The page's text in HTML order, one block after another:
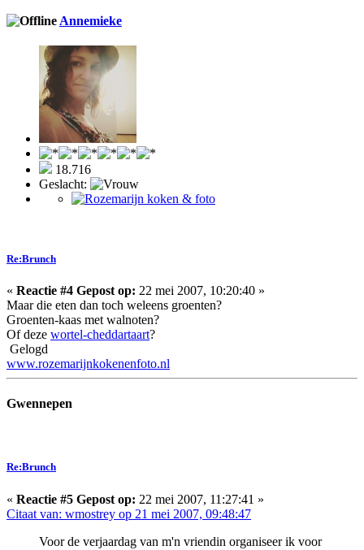
Annemieke
18.716
Geslacht:
Re:Brunch
« Reactie #4 Gepost op: 22 mei 2007, 10:20:40 »
Maar die eten dan toch weleens groenten?
Groenten-kaas met walnoten?
Of deze wortel-cheddartaart?
Gelogd
www.rozemarijnkokenenfoto.nl
Gwennepen
Re:Brunch
« Reactie #5 Gepost op: 22 mei 2007, 11:27:41 »
Citaat van: wmostrey op 21 mei 2007, 09:48:47
Voor de verjaardag van m'n vriendin organiseer ik voor